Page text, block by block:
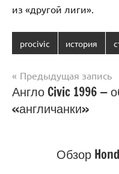
из «другой лиги».
procivic история
Навигация
по
записям
Предыдущая запись
Англо Civic 1996 —
«англичанки»
Обзор